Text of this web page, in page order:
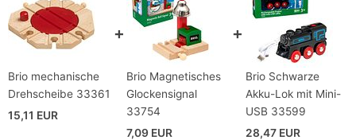
Brio mechanische
Drehscheibe 33361
15,11 EUR
Brio Magnetisches
Glockensignal
33754
7,09 EUR
Brio Schwarze
Akku-Lok mit Mini-
USB 33599
28,47 EUR